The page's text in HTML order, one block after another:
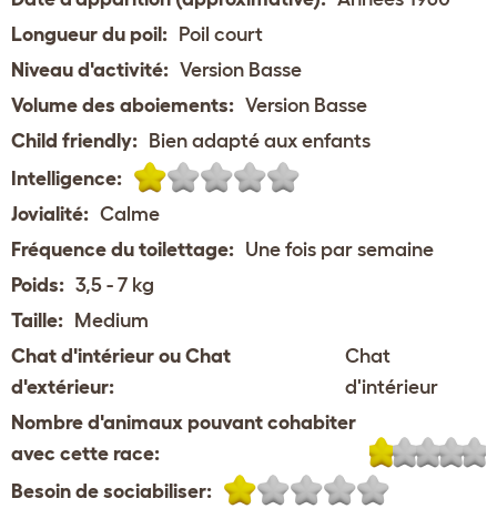
Longueur du poil: Poil court
Niveau d'activité: Version Basse
Volume des aboiements: Version Basse
Child friendly: Bien adapté aux enfants
Intelligence:
Jovialité: Calme
Fréquence du toilettage: Une fois par semaine
Poids: 3,5 - 7 kg
Taille: Medium
Chat d'intérieur ou Chat
d'extérieur:
Chat
d'intérieur
Nombre d'animaux pouvant cohabiter
avec cette race:
Besoin de sociabiliser: